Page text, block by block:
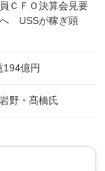
ＣＦＯ決算会見要
USSが稼ぎ頭
億円
野・髙橋氏